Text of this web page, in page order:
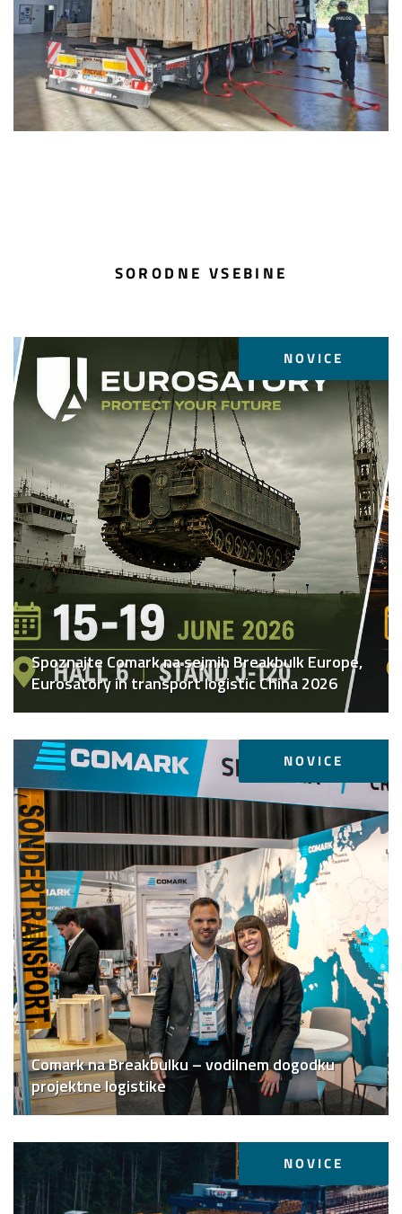
SORODNE VSEBINE
NOVICE
Spoznajte Comark na sejmih Breakbulk Europe,
Eurosatory in transport logistic China 2026
NOVICE
Comark na Breakbulku – vodilnem dogodku
projektne logistike
NOVICE